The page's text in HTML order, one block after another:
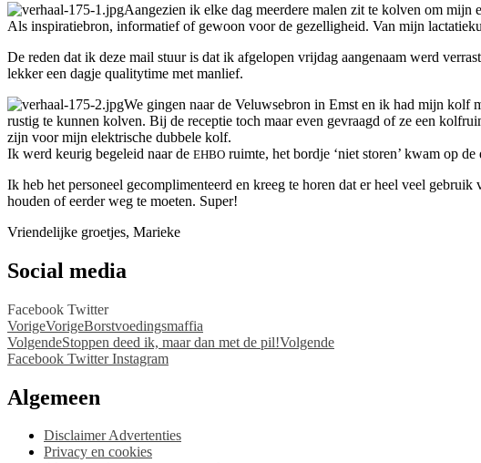
Aangezien ik elke dag meerdere malen zit te kolven om
Als inspiratiebron, informatief of gewoon voor de gezelligheid. Van mijn
De reden dat ik deze mail stuur is dat ik afgelopen vrijdag aangenaam werd
lekker een dagje qualitytime met manlief.
We gingen naar de Veluwsebron in Emst en ik had mijn kolf
rustig te kunnen kolven. Bij de receptie toch maar even gevraagd of ze een
zijn voor mijn elektrische dubbele kolf.
Ik werd keurig begeleid naar de EHBO ruimte, het bordje ‘niet storen’ kwam op
Ik heb het personeel gecomplimenteerd en kreeg te horen dat er heel veel
houden of eerder weg te moeten. Super!
Vriendelijke groetjes, Marieke
Social media
Facebook Twitter
VorigeVorigeBorstvoedingsmaffia
VolgendeStoppen deed ik, maar dan met de pil!Volgende
Facebook Twitter Instagram
Algemeen
Disclaimer Advertenties
Privacy en cookies